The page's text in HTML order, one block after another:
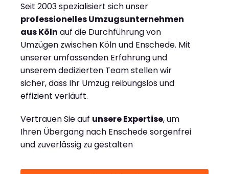
Seit 2003 spezialisiert sich unser
professionelles Umzugsunternehmen
aus Köln auf die Durchführung von
Umzügen zwischen Köln und Enschede. Mit
unserer umfassenden Erfahrung und
unserem dedizierten Team stellen wir
sicher, dass Ihr Umzug reibungslos und
effizient verläuft.
Vertrauen Sie auf unsere Expertise, um
Ihren Übergang nach Enschede sorgenfrei
und zuverlässig zu gestalten